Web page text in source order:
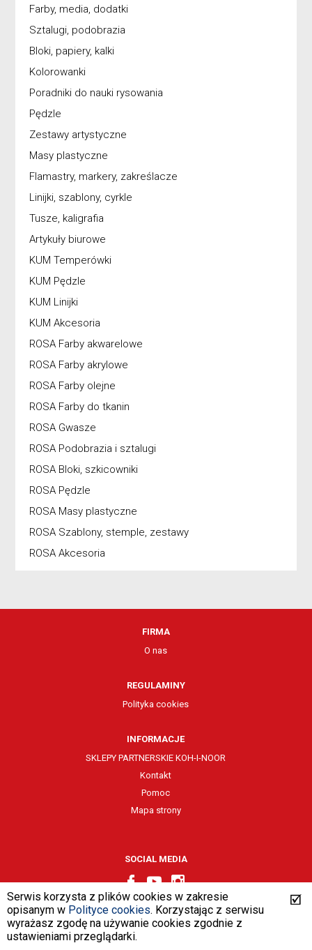
Farby, media, dodatki
Sztalugi, podobrazia
Bloki, papiery, kalki
Kolorowanki
Poradniki do nauki rysowania
Pędzle
Zestawy artystyczne
Masy plastyczne
Flamastry, markery, zakreślacze
Linijki, szablony, cyrkle
Tusze, kaligrafia
Artykuły biurowe
KUM Temperówki
KUM Pędzle
KUM Linijki
KUM Akcesoria
ROSA Farby akwarelowe
ROSA Farby akrylowe
ROSA Farby olejne
ROSA Farby do tkanin
ROSA Gwasze
ROSA Podobrazia i sztalugi
ROSA Bloki, szkicowniki
ROSA Pędzle
ROSA Masy plastyczne
ROSA Szablony, stemple, zestawy
ROSA Akcesoria
FIRMA
O nas
REGULAMINY
Polityka cookies
INFORMACJE
SKLEPY PARTNERSKIE KOH-I-NOOR
Kontakt
Pomoc
Mapa strony
SOCIAL MEDIA
Serwis korzysta z plików cookies w zakresie
opisanym w Polityce cookies. Korzystając z serwisu
wyrażasz zgodę na używanie cookies zgodnie z
ustawieniami przeglądarki.